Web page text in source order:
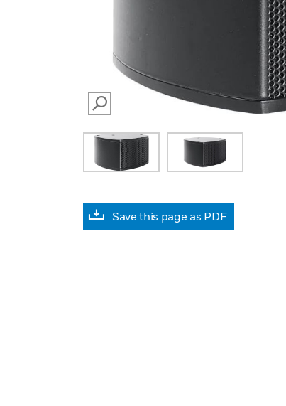
SEARCH
Save this page as PDF